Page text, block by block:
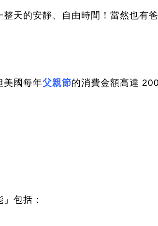
天的安靜、自由時間！當然也有
美國每年父親節的消費金額高達
包括：